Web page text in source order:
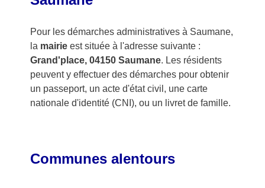
Pour les démarches administratives à Saumane,
la mairieest située à l'adresse suivante :
Grand'place, 04150 Saumane. Les résidents
peuvent y effectuer des démarches pour obtenir
un passeport, un acte d'état civil, une carte
nationale d'identité (CNI), ou un livret de famille.
Communes alentours